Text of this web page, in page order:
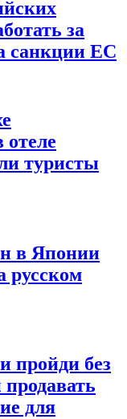
за
санкции ЕС
отеле
туристы
в Японии
русском
пройди без
для